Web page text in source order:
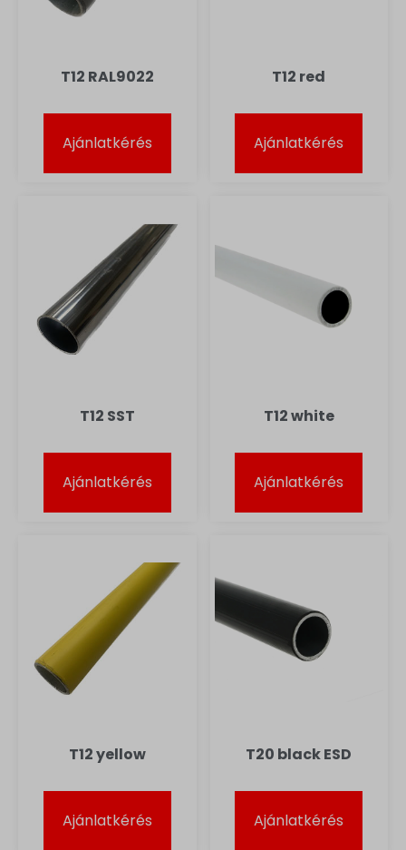
T12 RAL9022
Ajánlatkérés
T12 red
Ajánlatkérés
T12 SST
Ajánlatkérés
T12 white
Ajánlatkérés
T12 yellow
Ajánlatkérés
T20 black ESD
Ajánlatkérés